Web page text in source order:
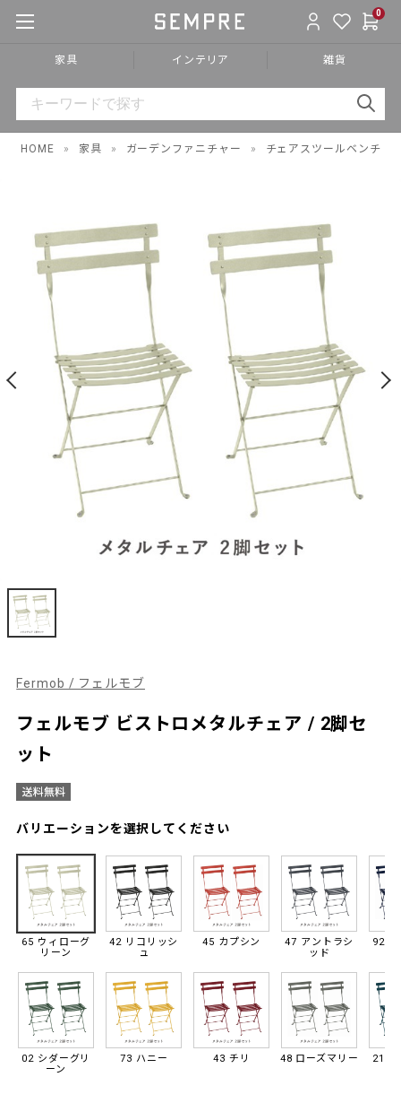
0
家具 インテリア 雑貨
HOME » 家具 » ガーデンファニチャー » チェアスツールベンチ
Fermob / フェルモブ
フェルモブ ビストロメタルチェア / 2脚セ
ット
バリエーションを選択してください
65 ウィローグ
リーン
02 シダーグリ
ーン
42 リコリッシ
ュ
73 ハニー
45 カプシン
43 チリ
47 アントラシ
ッド
48 ローズマリー
92 ア
21 ア